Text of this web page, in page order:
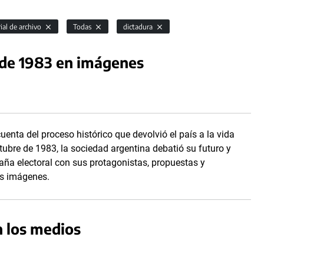
de archivo Todas dictadura
1983 en imágenes
del proceso histórico que devolvió el país a la vida
de 1983, la sociedad argentina debatió su futuro y
electoral con sus protagonistas, propuestas y
imágenes.
los medios